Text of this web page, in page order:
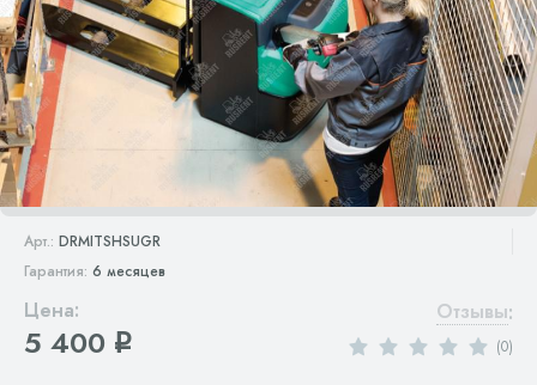
Арт.: DRMITSHSUGR
Гарантия: 6 месяцев
Цена:
5 400 q
Отзывы:
(0)